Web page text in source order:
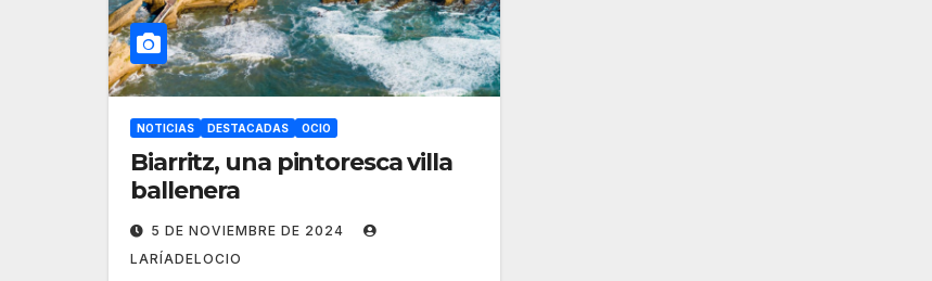
NOTICIAS DESTACADAS OCIO
Biarritz, una pintoresca villa
ballenera
5 DE NOVIEMBRE DE 2024
LARÍADELOCIO